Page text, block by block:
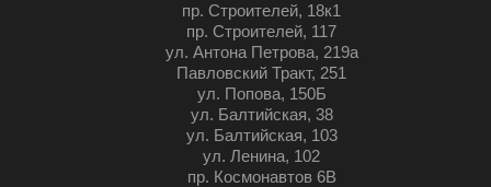
пр. Строителей, 18к1
пр. Строителей, 117
ул. Антона Петрова, 219а
Павловский Тракт, 251
ул. Попова, 150Б
ул. Балтийская, 38
ул. Балтийская, 103
ул. Ленина, 102
пр. Космонавтов 6В